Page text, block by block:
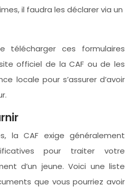
il faudra les déclarer via un
télécharger ces formulaires
officiel de la CAF ou de les
locale pour s’assurer d’avoir
la CAF exige généralement
pour traiter votre
d’un jeune. Voici une liste
que vous pourriez avoir